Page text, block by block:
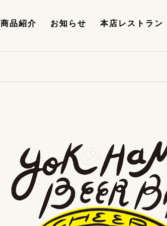
商品紹介 お知らせ 本店レストラン